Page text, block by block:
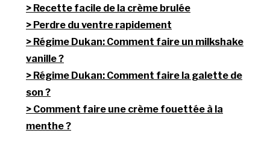
Recette facile de la crème brulée
Perdre du ventre rapidement
Régime Dukan: Comment faire un milkshake
vanille ?
Régime Dukan: Comment faire la galette de
son ?
Comment faire une crème fouettée à la
menthe ?